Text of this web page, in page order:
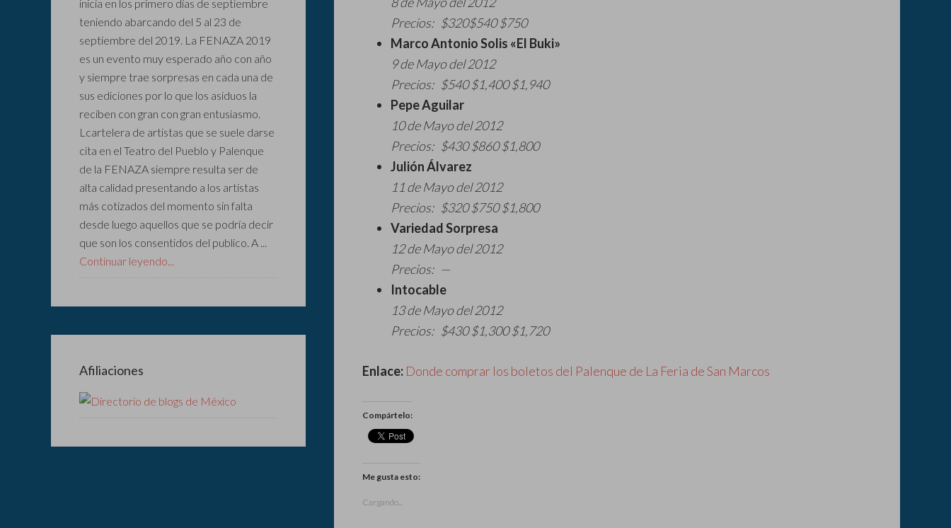
Precios: $320$540 $750
Marco Antonio Solis «El Buki»
9 de Mayo del 2012
Precios: $540 $1,400 $1,940
Pepe Aguilar
10 de Mayo del 2012
Precios: $430 $860 $1,800
Julión Álvarez
11 de Mayo del 2012
Precios: $320 $750 $1,800
Variedad Sorpresa
12 de Mayo del 2012
Precios: —
Intocable
13 de Mayo del 2012
Precios: $430 $1,300 $1,720
Enlace: Donde comprar los boletos del Palenque de La Feria de San Marcos
Compártelo:
Me gusta esto:
Cargando...
inicia en los primero días de septiembre
teniendo abarcando del 5 al 23 de
septiembre del 2019. La FENAZA 2019
es un evento muy esperado año con año
y siempre trae sorpresas en cada una de
sus ediciones por lo que los asiduos la
reciben con gran con gran entusiasmo.
Lcartelera de artistas que se suele darse
cita en el Teatro del Pueblo y Palenque
de la FENAZA siempre resulta ser de
alta calidad presentando a los artistas
más cotizados del momento sin falta
desde luego aquellos que se podría decir
que son los consentidos del publico. A ...
Continuar leyendo...
Afiliaciones